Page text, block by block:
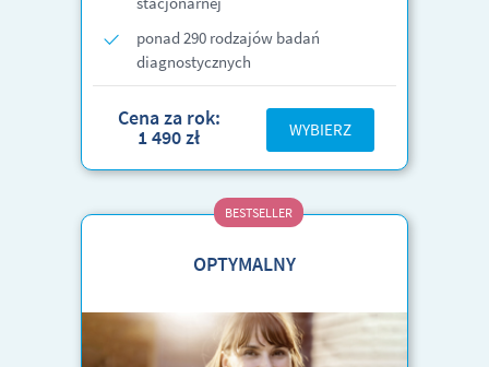
ponad 290 rodzajów badań
diagnostycznych
Cena za rok:
1 490 zł WYBIERZ
OPTYMALNY
BESTSELLER